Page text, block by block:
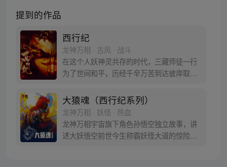
提到的作品
西行纪
龙神万相 · 古风 · 战斗
在这个人妖神灵共存的时代，三藏师徒一行
为了世间和平，历经千辛万苦到达彼岸取
变得美好….随着阴谋慢慢揭露，暗魂四起,
为了让“永恒之火”重新归位，小狼妖白狼不
辞万难，找到唐三藏大法师，和他一起重新
寻回徒弟们，组成全新“西行小队”，再度踏
上西行之旅……
大猿魂（西行纪系列）
龙神万相 · 妖怪 · 热血
龙神万相宇宙旗下角色孙悟空独立故事，讲
述大妖悟空前世今生称霸妖怪大道的惊险历